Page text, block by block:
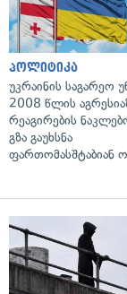
პოლიტიკა
უკრაინის საგარეო
2008 წლის
რეაგირების
გზა გაუხსნა
ფართომასშტაბიან